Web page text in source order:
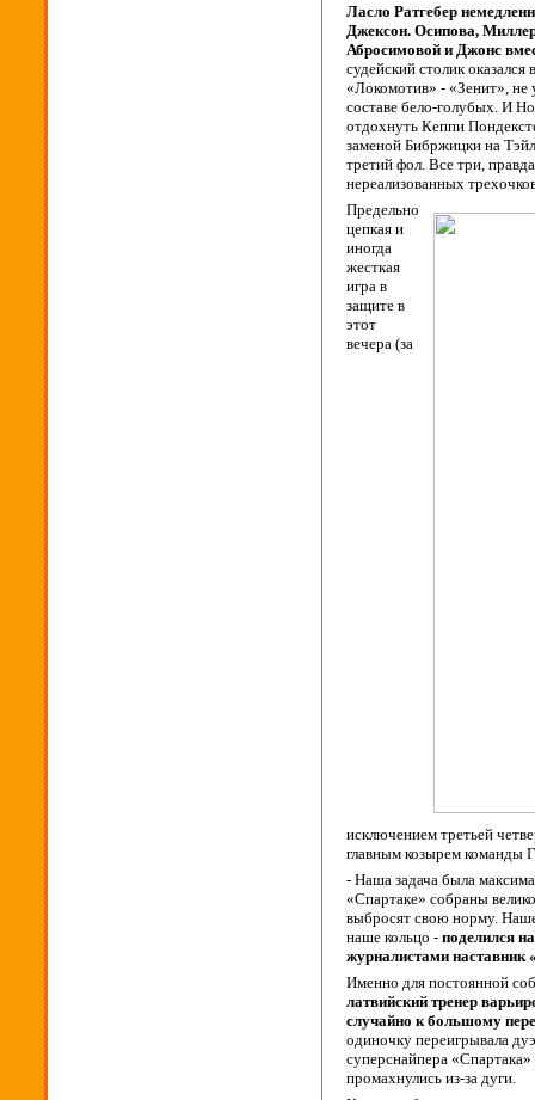
Ласло Ратгебер
Джексон. Осипова,
Абросимовой и Джонс
судейский столик
«Локомотив» - «Зенит», не
составе бело-голубых. И
отдохнуть Кеппи
заменой Бибржицки на
третий фол. Все три,
нереализованных
Предельно
цепкая и
иногда
жесткая
игра в
защите в
этот
вечера (за
исключением третьей
главным козырем команды
- Наша задача была
«Спартаке» собраны
выбросят свою норму.
наше кольцо - поделился
журналистами
Именно для постоянной
латвийский тренер
случайно к большому
одиночку переигрывала
суперснайпера
промахнулись из-за дуги.